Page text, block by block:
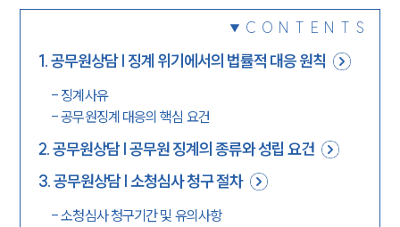
CONTENTS
1.공무원상담 | 징계 위기에서의 법률적 대응 원칙
- 징계사유
-공무원징계 대응의 핵심 요건
2.공무원상담 | 공무원 징계의 종류와 성립 요건
3.공무원상담 | 소청심사 청구 절차
-소청심사 청구기간 및 유의사항